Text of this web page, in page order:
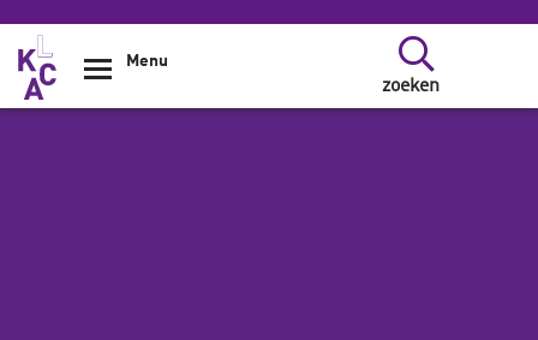
Overslaan en naar de inhoud gaan
zoeken
Menu